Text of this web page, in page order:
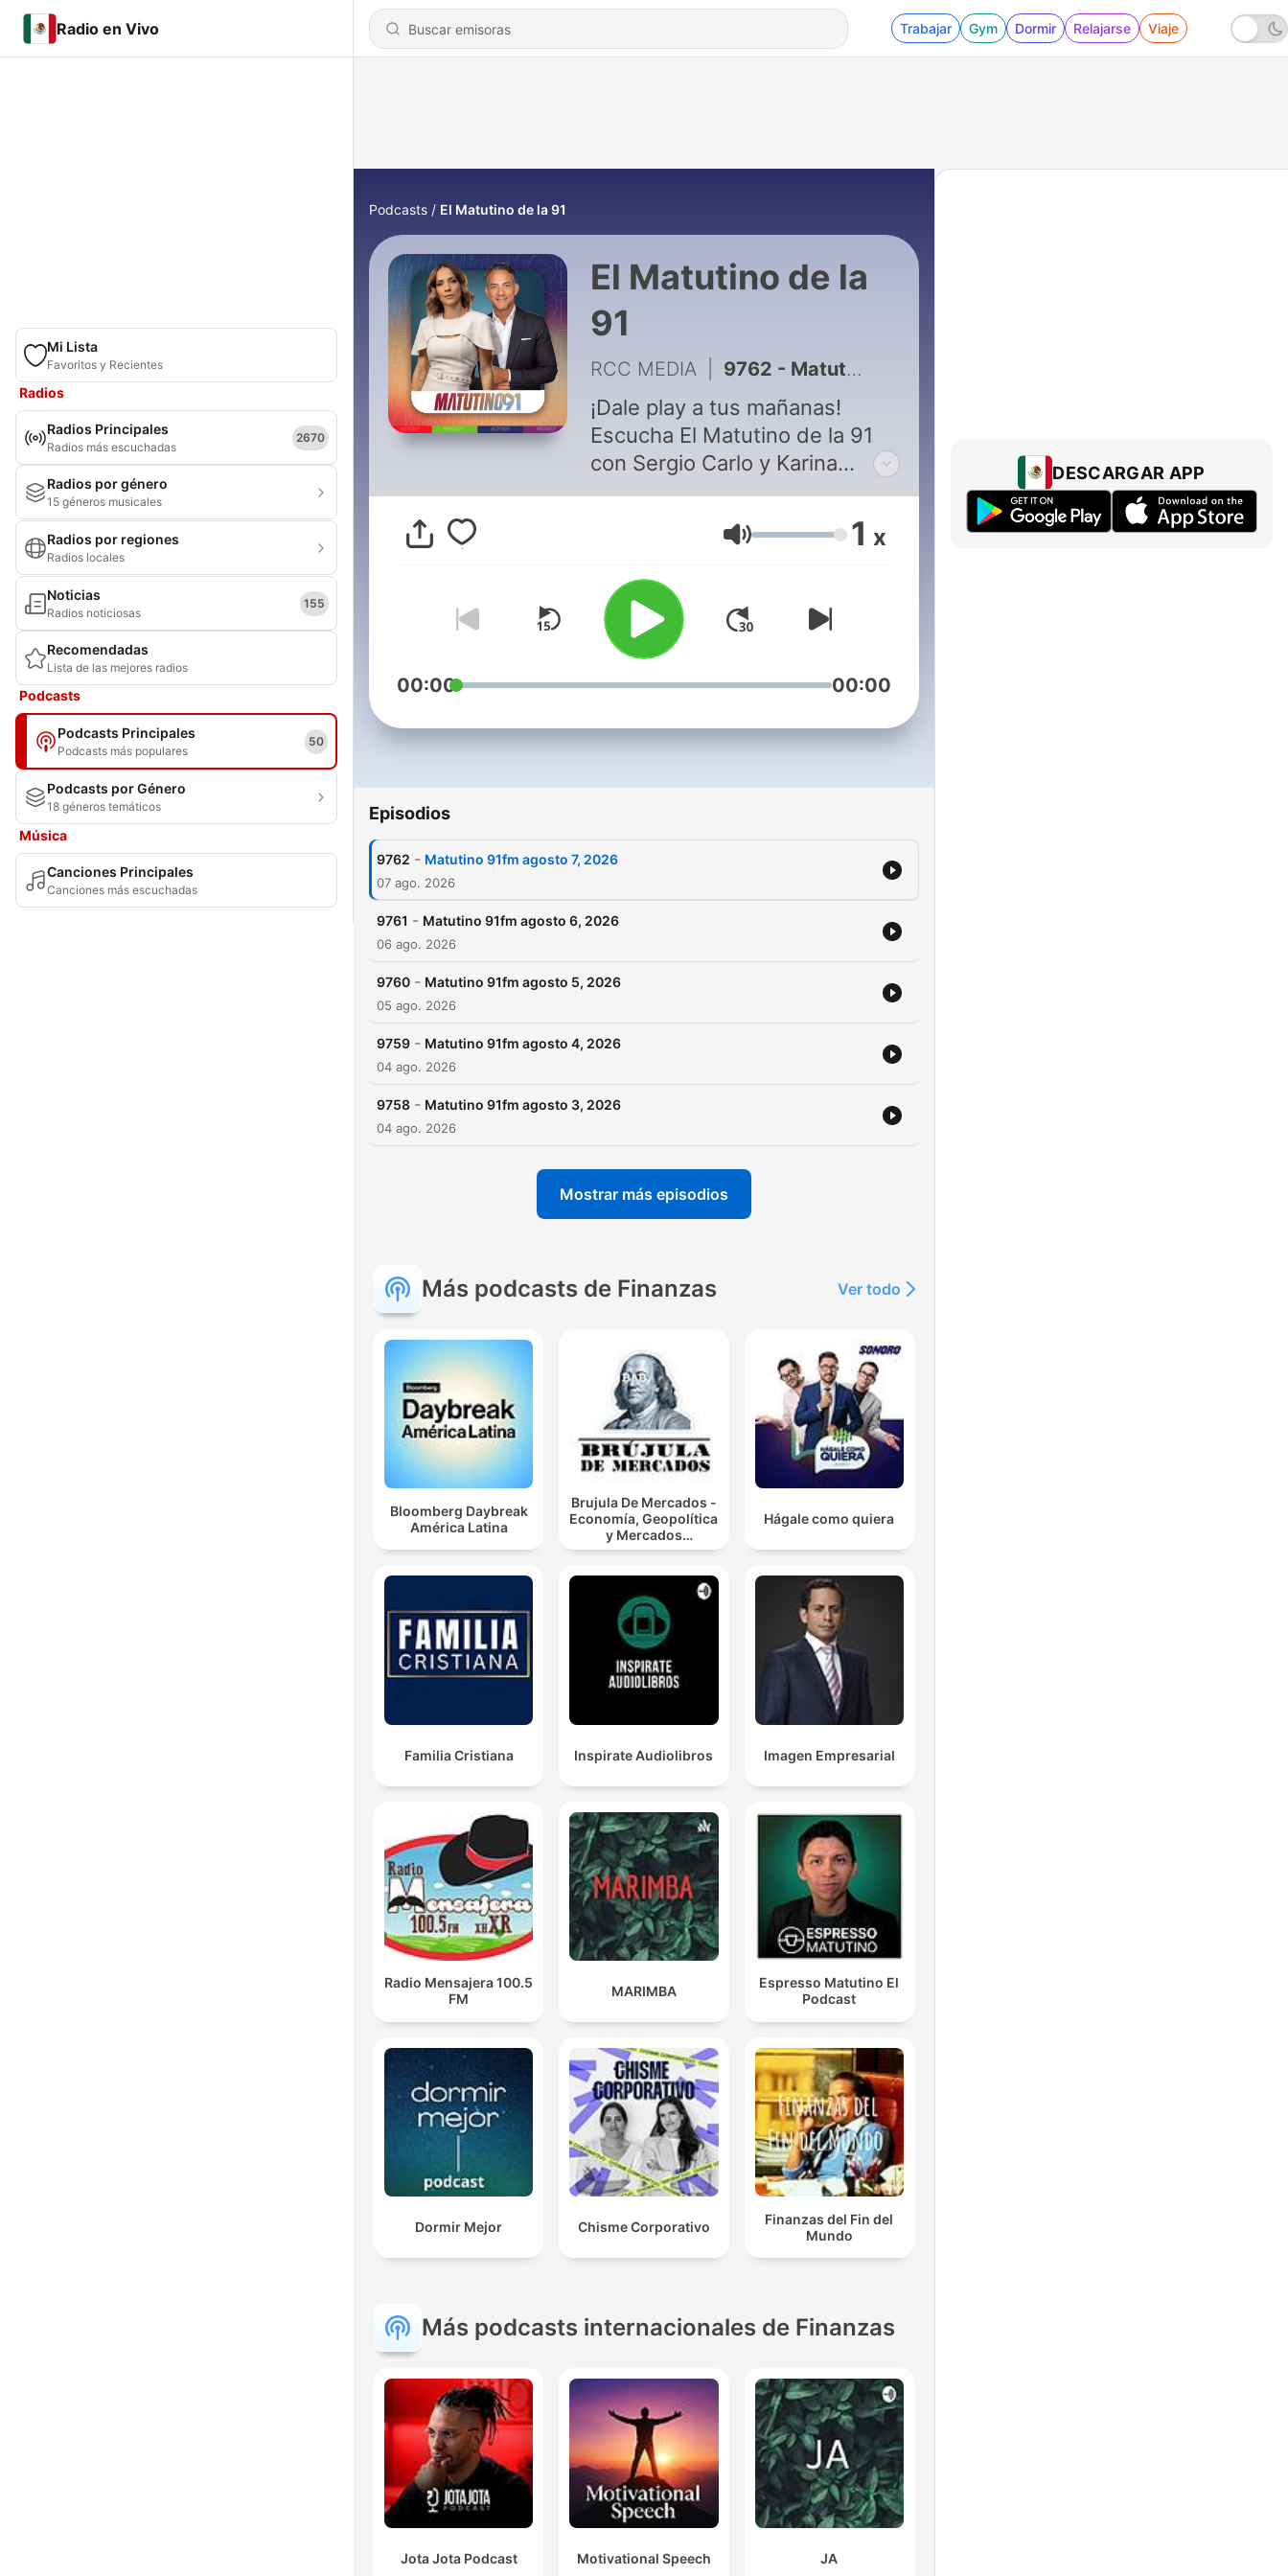
Radio en Vivo Trabajar Gym Dormir Relajarse Viaje
Mi Lista
Favoritos y Recientes
Radios
Radios Principales
Radios más escuchadas
2670
Radios por género
15 géneros musicales
Radios por regiones
Radios locales
Noticias
Radios noticiosas
155
Recomendadas
Lista de las mejores radios
Podcasts
Podcasts Principales
Podcasts más populares
50
Podcasts por Género
18 géneros temáticos
Música
Canciones Principales
Canciones más escuchadas
Podcasts El Matutino de la 91
El Matutino de la
91
RCC MEDIA 9762 - Matutino 91fm agosto 7, 2026
¡Dale play a tus mañanas!
Escucha El Matutino de la 91
con Sergio Carlo y Karina
Larrauri, de lunes a viernes de
6:30 a.m. a 9:30 a.m. Opinión,
análisis, entrevistas y buen
humor para empezar el día
bien informado y mejor
acompañado.
Volumen 1 x
00:00 00:00
Episodios
9762 - Matutino 91fm agosto 7, 2026
07 ago. 2026
9761 - Matutino 91fm agosto 6, 2026
06 ago. 2026
9760 - Matutino 91fm agosto 5, 2026
05 ago. 2026
9759 - Matutino 91fm agosto 4, 2026
04 ago. 2026
9758 - Matutino 91fm agosto 3, 2026
04 ago. 2026
Mostrar más episodios
Más podcasts de Finanzas Ver todo
Bloomberg Daybreak
América Latina
Brujula De Mercados -
Economía, Geopolítica
y Mercados
Financieros.
Hágale como quiera
Familia Cristiana Inspirate Audiolibros Imagen Empresarial
Radio Mensajera 100.5
FM
MARIMBA
Espresso Matutino El
Podcast
Dormir Mejor Chisme Corporativo
Finanzas del Fin del
Mundo
Más podcasts internacionales de Finanzas
Jota Jota Podcast Motivational Speech JA
DESCARGAR APP